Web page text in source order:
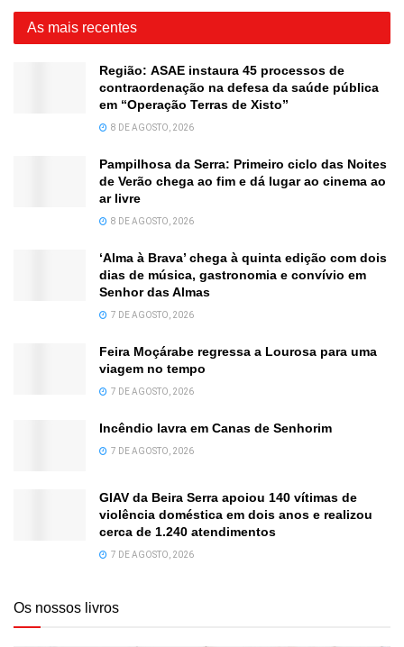
As mais recentes
Região: ASAE instaura 45 processos de
contraordenação na defesa da saúde pública
em “Operação Terras de Xisto”
8 DE AGOSTO, 2026
Pampilhosa da Serra: Primeiro ciclo das Noites
de Verão chega ao fim e dá lugar ao cinema ao
ar livre
8 DE AGOSTO, 2026
‘Alma à Brava’ chega à quinta edição com dois
dias de música, gastronomia e convívio em
Senhor das Almas
7 DE AGOSTO, 2026
Feira Moçárabe regressa a Lourosa para uma
viagem no tempo
7 DE AGOSTO, 2026
Incêndio lavra em Canas de Senhorim
7 DE AGOSTO, 2026
GIAV da Beira Serra apoiou 140 vítimas de
violência doméstica em dois anos e realizou
cerca de 1.240 atendimentos
7 DE AGOSTO, 2026
Os nossos livros